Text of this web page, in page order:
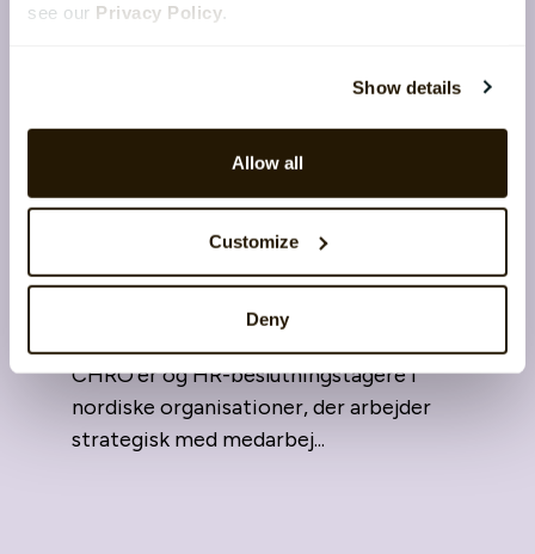
see our Privacy Policy
Show details
Allow all
Customize
Deny
Medarbejdernes
forventninger i 2026: Tillid
gennem transparens
CHRO’er og HR-beslutningstagere i
nordiske organisationer, der arbejder
strategisk med medarbej...